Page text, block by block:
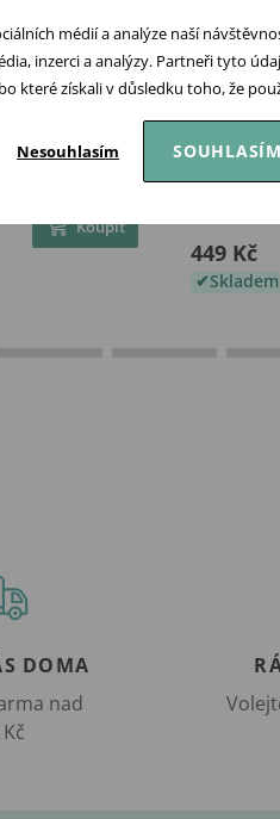
Koupit
449 Kč
Skladem
DOMA
nad
médií a analýze naší
inzerci a analýzy. Partneři tyto
které získali v důsledku toho, že
Nesouhlasím SOUHLASÍM